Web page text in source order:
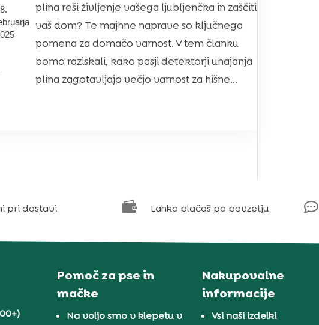
plina reši življenje vašega ljubljenčka in zaščiti
vaš dom? Te majhne naprave so ključnega
pomena za domačo varnost. V tem članku
bomo raziskali, kako pasji detektorji uhajanja
plina zagotavljajo večjo varnost za hišne...
pri dostavi  Lahko plačaš po povzetju 
Pomoč za pse in
mačke
Na voljo smo v klepetu v
Nakupovalne
informacije
Vsi naši izdelki